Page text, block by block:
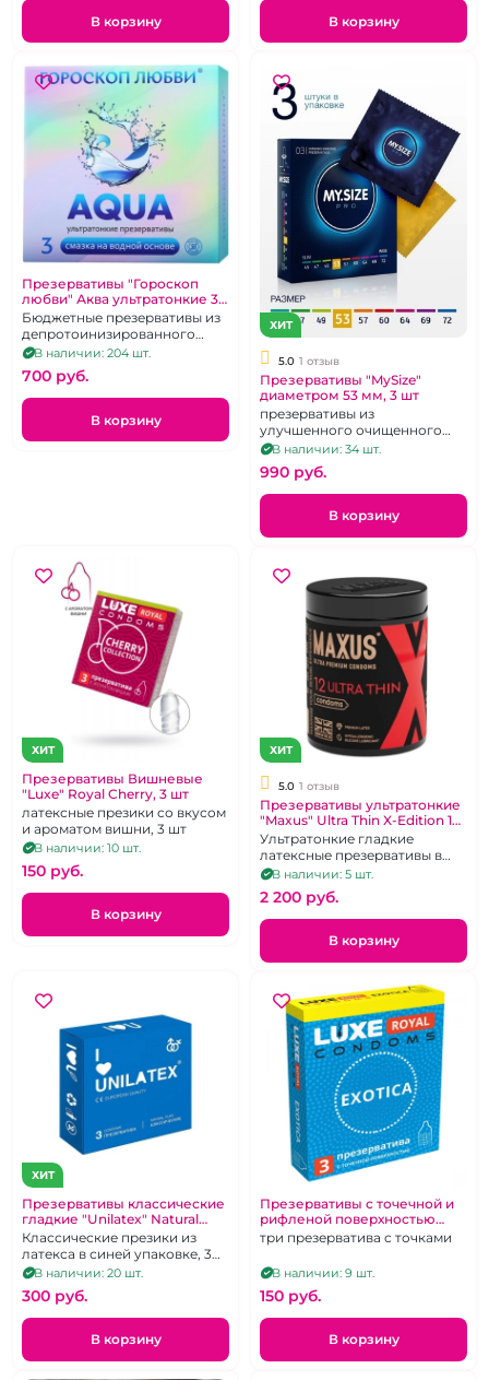
В корзину В корзину
Презервативы "Гороскоп
любви" Аква ультратонкие 3
шт
Бюджетные презервативы из
депротоинизированного
латекса со смазкой на водной
основе
В наличии: 204 шт.
700 pуб.
В корзину
ХИТ
5.0 1 отзыв
Презервативы "MySize"
диаметром 53 мм, 3 шт
презервативы из
улучшенного очищенного
латекса 3 шт
В наличии: 34 шт.
990 pуб.
В корзину
ХИТ
Презервативы Вишневые
"Luxe" Royal Cherry, 3 шт
латексные презики со вкусом
и ароматом вишни, 3 шт
В наличии: 10 шт.
150 pуб.
В корзину
ХИТ
5.0 1 отзыв
Презервативы ультратонкие
"Maxus" Ultra Thin X-Edition 12
шт в черной банке
Ультратонкие гладкие
латексные презервативы в
большой банке. 12 шт.
В наличии: 5 шт.
2 200 pуб.
В корзину
ХИТ
Презервативы классические
гладкие "Unilatex" Natural
Plain 3 шт
Классические презики из
латекса в синей упаковке, 3
шт.В наличии: 20 шт.
300 pуб.
В корзину
Презервативы с точечной и
рифленой поверхностью
"Luxe" Royal Exotica
три презерватива с точками
В наличии: 9 шт.
150 pуб.
В корзину